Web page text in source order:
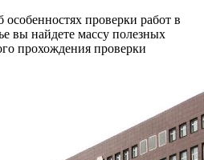
проверки работ в
вы найдете массу полезных
прохождения проверки